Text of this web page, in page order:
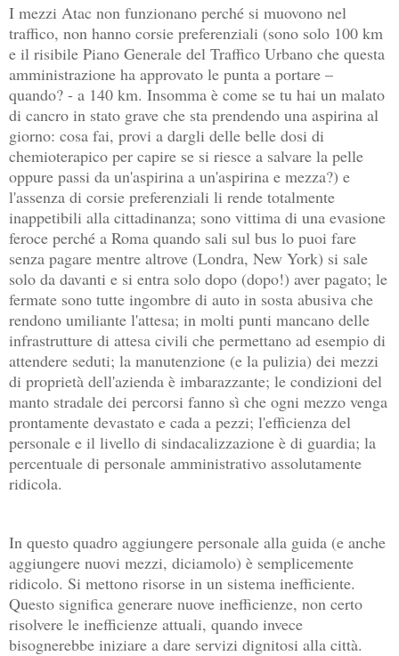
I mezzi Atac non funzionano perché si muovono nel
traffico, non hanno corsie preferenziali (sono solo 100 km
e il risibile Piano Generale del Traffico Urbano che questa
amministrazione ha approvato le punta a portare –
quando? - a 140 km. Insomma è come se tu hai un malato
di cancro in stato grave che sta prendendo una aspirina al
giorno: cosa fai, provi a dargli delle belle dosi di
chemioterapico per capire se si riesce a salvare la pelle
oppure passi da un'aspirina a un'aspirina e mezza?) e
l'assenza di corsie preferenziali li rende totalmente
inappetibili alla cittadinanza; sono vittima di una evasione
feroce perché a Roma quando sali sul bus lo puoi fare
senza pagare mentre altrove (Londra, New York) si sale
solo da davanti e si entra solo dopo (dopo!) aver pagato; le
fermate sono tutte ingombre di auto in sosta abusiva che
rendono umiliante l'attesa; in molti punti mancano delle
infrastrutture di attesa civili che permettano ad esempio di
attendere seduti; la manutenzione (e la pulizia) dei mezzi
di proprietà dell'azienda è imbarazzante; le condizioni del
manto stradale dei percorsi fanno sì che ogni mezzo venga
prontamente devastato e cada a pezzi; l'efficienza del
personale e il livello di sindacalizzazione è di guardia; la
percentuale di personale amministrativo assolutamente
ridicola.
In questo quadro aggiungere personale alla guida (e anche
aggiungere nuovi mezzi, diciamolo) è semplicemente
ridicolo. Si mettono risorse in un sistema inefficiente.
Questo significa generare nuove inefficienze, non certo
risolvere le inefficienze attuali, quando invece
bisognerebbe iniziare a dare servizi dignitosi alla città.